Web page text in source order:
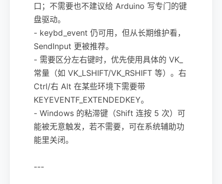
口；不需要也不建议给 Arduino 写专门的键
盘驱动。
- keybd_event 仍可用，但从长期维护看，
SendInput 更被推荐。
- 需要区分左右键时，优先使用具体的 VK_
常量（如 VK_LSHIFT/VK_RSHIFT 等）。右
Ctrl/右 Alt 在某些环境下需要带
KEYEVENTF_EXTENDEDKEY。
- Windows 的粘滞键（Shift 连按 5 次）可
能被无意触发，若不需要，可在系统辅助功
能里关闭。
---